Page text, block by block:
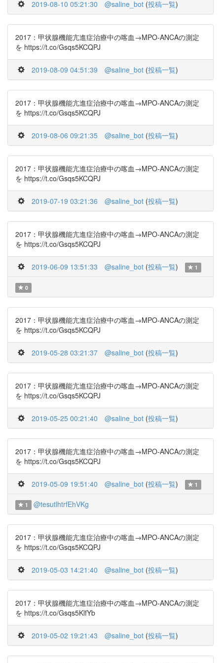
2019-08-10 05:21:30 @saline_bot (投稿一覧)
2017：甲状腺機能亢進症治療中の喀血→MPO-ANCAの測定
を https://t.co/Gsqs5KCQPJ
2019-08-09 04:51:39 @saline_bot (投稿一覧)
2017：甲状腺機能亢進症治療中の喀血→MPO-ANCAの測定
を https://t.co/Gsqs5KCQPJ
2019-08-06 09:21:35 @saline_bot (投稿一覧)
2017：甲状腺機能亢進症治療中の喀血→MPO-ANCAの測定
を https://t.co/Gsqs5KCQPJ
2019-07-19 03:21:36 @saline_bot (投稿一覧)
2017：甲状腺機能亢進症治療中の喀血→MPO-ANCAの測定
を https://t.co/Gsqs5KCQPJ
2019-06-09 13:51:33 @saline_bot (投稿一覧) 1
0
2017：甲状腺機能亢進症治療中の喀血→MPO-ANCAの測定
を https://t.co/Gsqs5KCQPJ
2019-05-28 03:21:37 @saline_bot (投稿一覧)
2017：甲状腺機能亢進症治療中の喀血→MPO-ANCAの測定
を https://t.co/Gsqs5KCQPJ
2019-05-25 00:21:40 @saline_bot (投稿一覧)
2017：甲状腺機能亢進症治療中の喀血→MPO-ANCAの測定
を https://t.co/Gsqs5KCQPJ
2019-05-09 19:51:40 @saline_bot (投稿一覧) 1
1 @tesutlhtrfEhVKg
2017：甲状腺機能亢進症治療中の喀血→MPO-ANCAの測定
を https://t.co/Gsqs5KCQPJ
2019-05-03 14:21:40 @saline_bot (投稿一覧)
2017：甲状腺機能亢進症治療中の喀血→MPO-ANCAの測定
を https://t.co/Gsqs5KlfYb
2019-05-02 19:21:43 @saline_bot (投稿一覧)